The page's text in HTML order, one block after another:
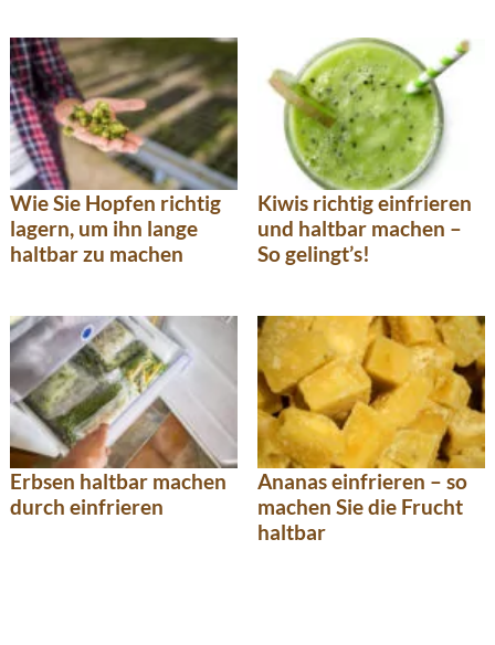
Wie Sie Hopfen richtig
lagern, um ihn lange
haltbar zu machen
Kiwis richtig einfrieren
und haltbar machen –
So gelingt’s!
Erbsen haltbar machen
durch einfrieren
Ananas einfrieren – so
machen Sie die Frucht
haltbar